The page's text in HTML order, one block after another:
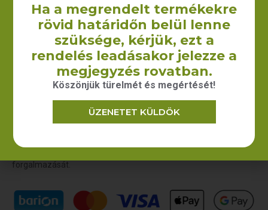
860 Ft +ÁFA
KOSÁRBA TESZEM
belül 2009-ben kezdtük el vászontáskák non woven táskák,
forgalmazását.
Ha a megrendelt termékekre
rövid határidőn belül lenne
szüksége, kérjük, ezt a
rendelés leadásakor jelezze a
megjegyzés rovatban.
Köszönjük türelmét és megértését!
ÜZENETET KÜLDÖK